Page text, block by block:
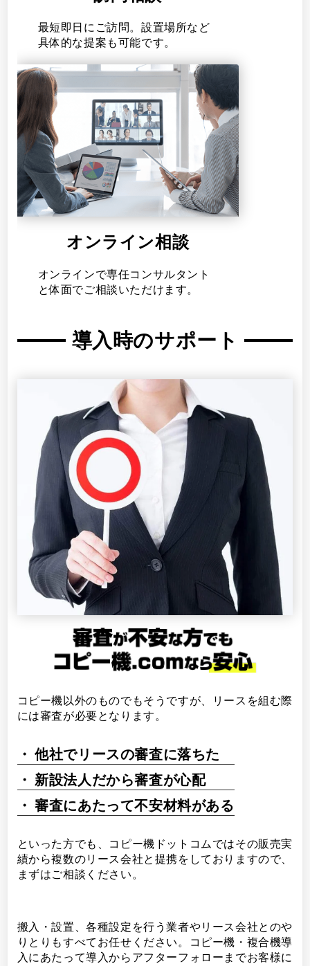
最短即日にご訪問。設置場所など
具体的な提案も可能です。
オンライン相談
オンラインで専任コンサルタント
と体面でご相談いただけます。
導入時のサポート
コピー機以外のものでもそうですが、リースを組む際
には審査が必要となります。
他社でリースの審査に落ちた
新設法人だから審査が心配
審査にあたって不安材料がある
といった方でも、コピー機ドットコムではその販売実
績から複数のリース会社と提携をしておりますので、
まずはご相談ください。
搬入・設置、各種設定を行う業者やリース会社とのや
りとりもすべてお任せください。コピー機・複合機導
入にあたって導入からアフターフォローまでお客様に